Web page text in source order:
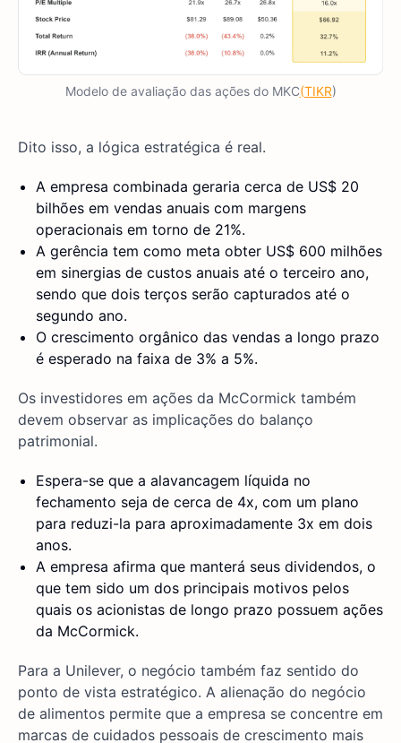
Modelo de avaliação das ações do MKC(TIKR)
Dito isso, a lógica estratégica é real.
A empresa combinada geraria cerca de US$ 20
bilhões em vendas anuais com margens
operacionais em torno de 21%.
A gerência tem como meta obter US$ 600 milhões
em sinergias de custos anuais até o terceiro ano,
sendo que dois terços serão capturados até o
segundo ano.
O crescimento orgânico das vendas a longo prazo
é esperado na faixa de 3% a 5%.
Os investidores em ações da McCormick também
devem observar as implicações do balanço
patrimonial.
Espera-se que a alavancagem líquida no
fechamento seja de cerca de 4x, com um plano
para reduzi-la para aproximadamente 3x em dois
anos.
A empresa afirma que manterá seus dividendos, o
que tem sido um dos principais motivos pelos
quais os acionistas de longo prazo possuem ações
da McCormick.
Para a Unilever, o negócio também faz sentido do
ponto de vista estratégico. A alienação do negócio
de alimentos permite que a empresa se concentre em
marcas de cuidados pessoais de crescimento mais